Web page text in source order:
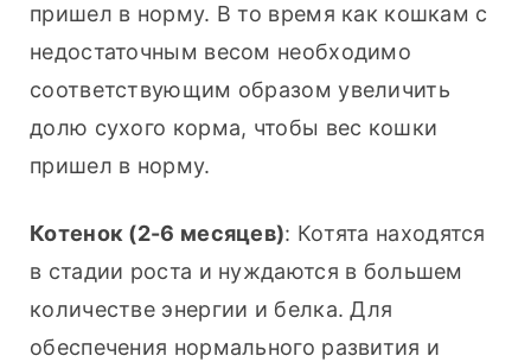
пришел в норму. В то время как кошкам с
недостаточным весом необходимо
соответствующим образом увеличить
долю сухого корма, чтобы вес кошки
пришел в норму.
Котенок (2-6 месяцев): Котята находятся
в стадии роста и нуждаются в большем
количестве энергии и белка. Для
обеспечения нормального развития и